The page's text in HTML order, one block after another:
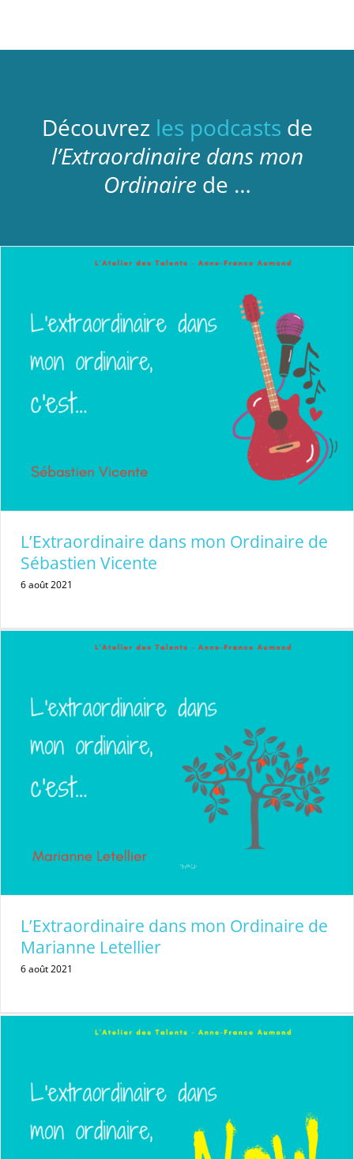
Découvrez les podcasts de
l’Extraordinaire dans mon
Ordinaire de …
L’Extraordinaire dans mon Ordinaire de
Sébastien Vicente
6 août 2021
L’Extraordinaire dans mon Ordinaire de
Marianne Letellier
6 août 2021